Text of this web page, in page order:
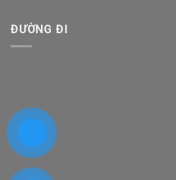
ĐƯỜNG ĐI